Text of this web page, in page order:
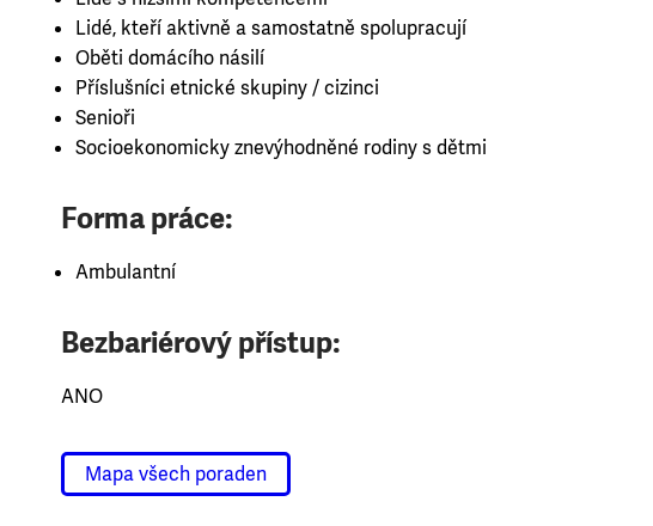
Lidé, kteří aktivně a samostatně spolupracují
Oběti domácího násilí
Příslušníci etnické skupiny / cizinci
Senioři
Socioekonomicky znevýhodněné rodiny s dětmi
Forma práce:
Ambulantní
Bezbariérový přístup:
ANO
Mapa všech poraden